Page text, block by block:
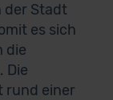
der Stadt
es sich
die
Die
rund einer